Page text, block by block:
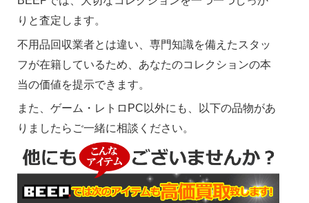
りと査定します。
不用品回収業者とは違い、専門知識を備えたスタッ
フが在籍しているため、あなたのコレクションの本
当の価値を提示できます。
また、ゲーム・レトロPC以外にも、以下の品物があ
りましたらご一緒に相談ください。